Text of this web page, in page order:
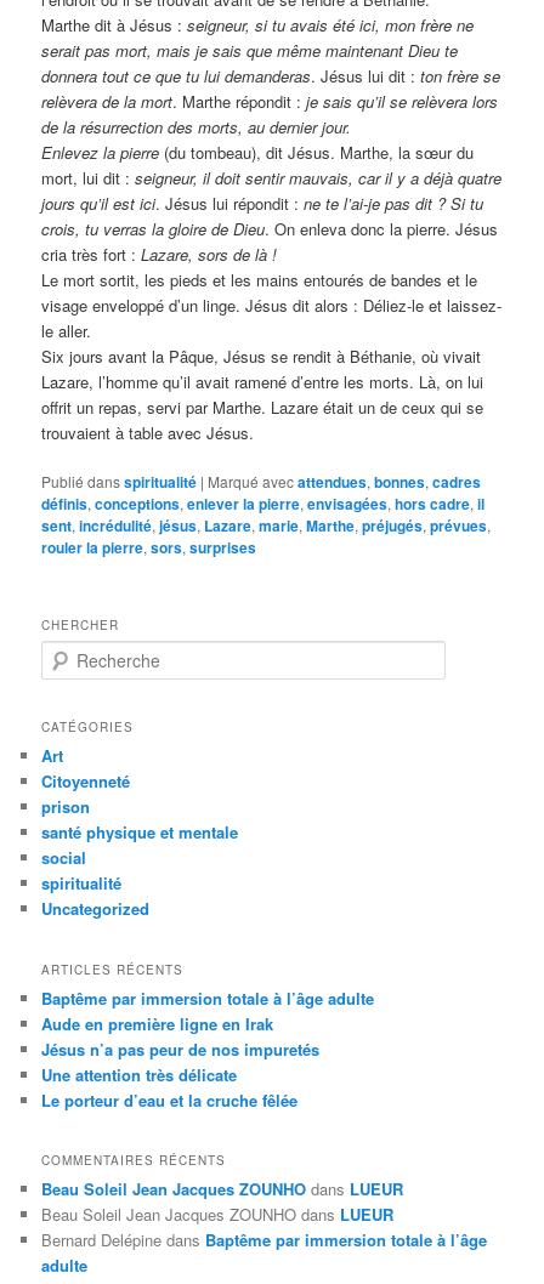
Marthe dit à Jésus :seigneur, si tu avais été ici, mon frère ne
serait pas mort, mais je sais que même maintenant Dieu te
donnera tout ce que tu lui demanderas. Jésus lui dit :ton frère se
relèvera de la mort. Marthe répondit :je sais qu’il se relèvera lors
de la résurrection des morts, au dernier jour.
Enlevez la pierre (du tombeau), dit Jésus. Marthe, la sœur du
mort, lui dit :seigneur, il doit sentir mauvais, car il y a déjà quatre
jours qu’il est ici. Jésus lui répondit :ne te l’ai-je pas dit ? Si tu
crois, tu verras la gloire de Dieu. On enleva donc la pierre. Jésus
cria très fort :Lazare, sors de là !
Le mort sortit, les pieds et les mains entourés de bandes et le
visage enveloppé d’un linge. Jésus dit alors : Déliez-le et laissez-
le aller.
Six jours avant la Pâque, Jésus se rendit à Béthanie, où vivait
Lazare, l’homme qu’il avait ramené d’entre les morts. Là, on lui
offrit un repas, servi par Marthe. Lazare était un de ceux qui se
trouvaient à table avec Jésus.
Publié dansspiritualité | Marqué avecattendues,bonnes,cadres
définis,conceptions,enlever la pierre,envisagées,hors cadre,il
sent,incrédulité,jésus, Lazare,marie,Marthe,préjugés,prévues,
rouler la pierre,sors,surprises
CHERCHER
e
h
r
c
h
e
CATÉGORIES
Art
Citoyenneté
prison
santé physique et mentale
social
spiritualité
Uncategorized
ARTICLES RÉCENTS
Baptême par immersion totale à l’âge adulte
Aude en première ligne en Irak
Jésus n’a pas peur de nos impuretés
Une attention très délicate
Le porteur d’eau et la cruche fêlée
COMMENTAIRES RÉCENTS
Beau Soleil Jean Jacques ZOUNHO dans LUEUR
Beau Soleil Jean Jacques ZOUNHO dans LUEUR
Bernard Delépine dans Baptême par immersion totale à l’âge
adulte